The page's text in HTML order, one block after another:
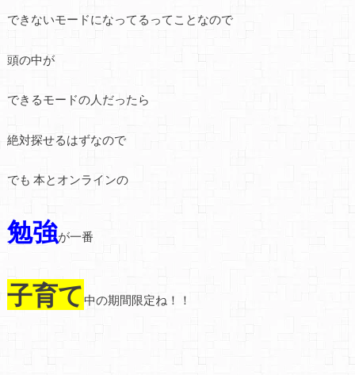
できないモードになってるってことなので
頭の中が
できるモードの人だったら
絶対探せるはずなので
でも 本とオンラインの
勉強が一番
子育て中の期間限定ね！！